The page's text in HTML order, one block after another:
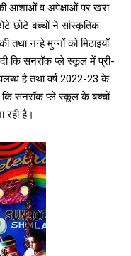
आशाओं व अपेक्षाओं पर खरा
छोटे बच्चों ने सांस्कृतिक
तथा नन्हे मुन्नों को मिठाइयाँ
दी कि सनरॉक प्ले स्कूल में प्री-
है तथा वर्ष 2022-23 के
कि सनरॉक प्ले स्कूल के बच्चों
रही है।